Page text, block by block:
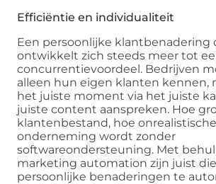
Efficiëntie en individualiteit
Een persoonlijke klantbenadering
ontwikkelt zich steeds meer tot
concurrentievoordeel. Bedrijven
alleen hun eigen klanten kennen,
het juiste moment via het juiste
juiste content aanspreken. Hoe
klantenbestand, hoe
onderneming wordt zonder
softwareondersteuning. Met
marketing automation zijn juist
persoonlijke benaderingen te